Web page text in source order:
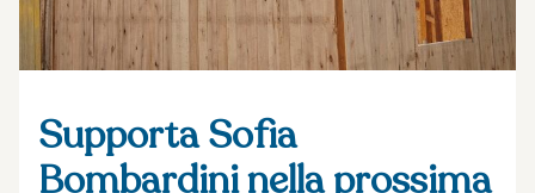
Supporta Sofia
Bombardini nella prossima